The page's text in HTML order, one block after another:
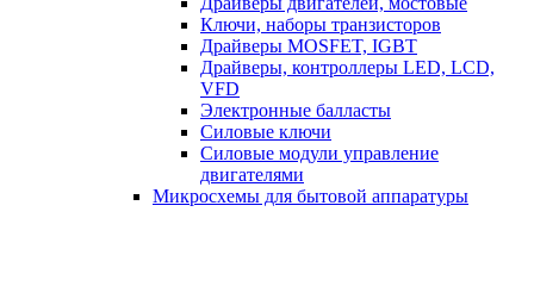
Ключи, наборы транзисторов
Драйверы MOSFET, IGBT
Драйверы, контроллеры LED, LCD,
VFD
Электронные балласты
Силовые ключи
Силовые модули управление
двигателями
Микросхемы для бытовой аппаратуры